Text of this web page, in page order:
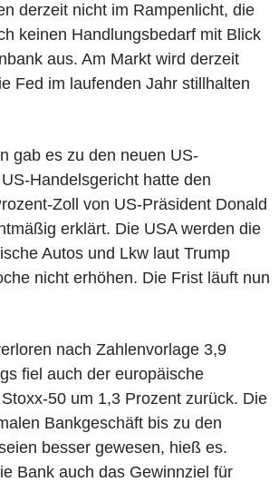
derzeit nicht im Rampenlicht, die
keinen Handlungsbedarf mit Blick
aus. Am Markt wird derzeit
Fed im laufenden Jahr stillhalten
gab es zu den neuen US-
Handelsgericht hatte den
Zoll von US-Präsident Donald
erklärt. Die USA werden die
Autos und Lkw laut Trump
nicht erhöhen. Die Frist läuft nun
nach Zahlenvorlage 3,9
fiel auch der europäische
50 um 1,3 Prozent zurück. Die
Bankgeschäft bis zu den
besser gewesen, hieß es.
Bank auch das Gewinnziel für